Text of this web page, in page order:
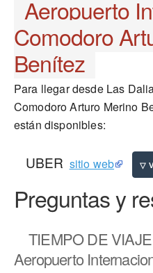
Aeropuerto
Comodoro
Benítez
Para llegar desde Las
Comodoro Arturo Merino
están disponibles:
UBER sitio web
Preguntas y
TIEMPO DE VIAJE
Aeropuerto